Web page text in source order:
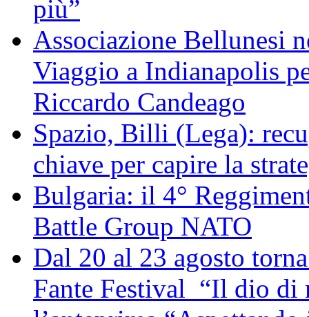
più”
Associazione Bellunesi
Viaggio a Indianapolis
Riccardo Candeago
Spazio, Billi (Lega):
chiave per capire la
Bulgaria: il 4°
Battle Group NATO
Dal 20 al 23 agosto
Fante Festival “Il dio di